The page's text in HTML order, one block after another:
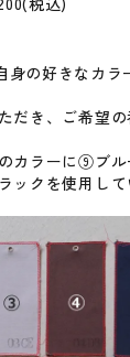
の好きなカラ
だき、ご希望
カラーに⑨ブル
クを使用して